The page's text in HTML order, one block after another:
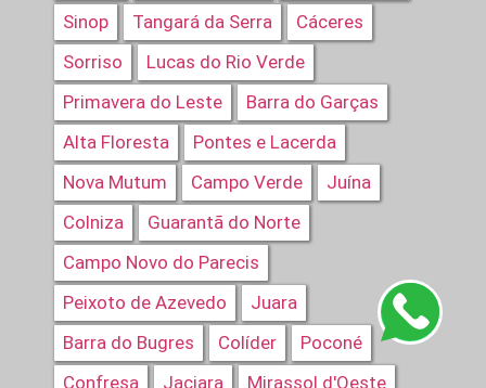
Sinop
Tangará da Serra
Cáceres
Sorriso
Lucas do Rio Verde
Primavera do Leste
Barra do Garças
Alta Floresta
Pontes e Lacerda
Nova Mutum
Campo Verde
Juína
Colniza
Guarantã do Norte
Campo Novo do Parecis
Peixoto de Azevedo
Juara
Barra do Bugres
Colíder
Poconé
Confresa
Jaciara Mirassol d'Oeste